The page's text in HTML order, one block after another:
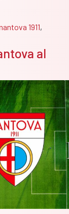
del
d’inizio
Set
con
Graziano
Fanelli
1911,
al